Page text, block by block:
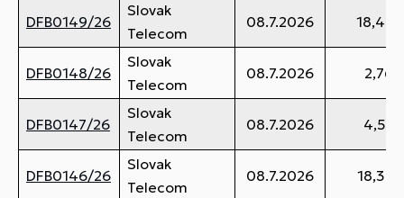
DFB0149/26
Slovak
Telecom
08.7.2026 18,45
DFB0148/26
Slovak
Telecom
08.7.2026 2,76
DFB0147/26
Slovak
Telecom
08.7.2026 4,55
DFB0146/26
Slovak
Telecom
08.7.2026 18,37